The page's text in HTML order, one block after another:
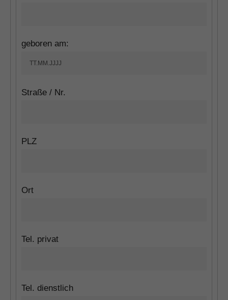
geboren am:
Straße / Nr.
PLZ
Ort
Tel. privat
Tel. dienstlich